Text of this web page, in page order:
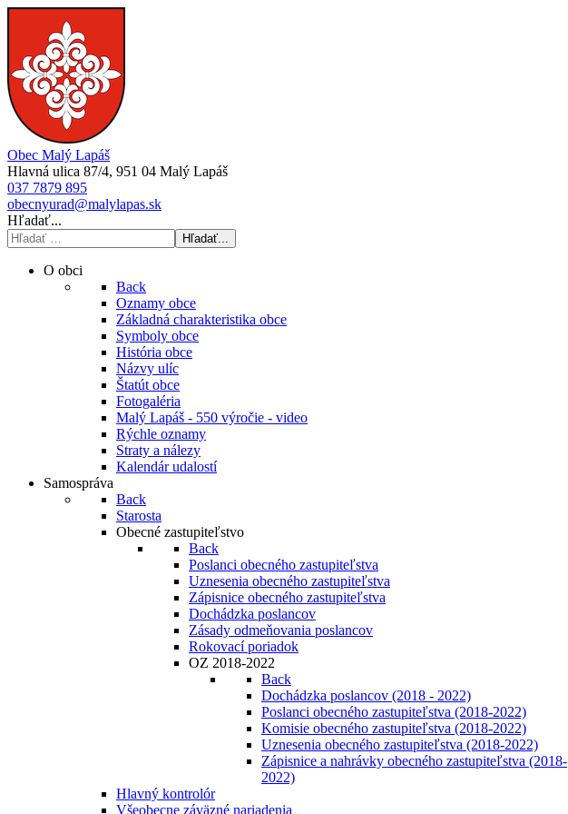
Obec Malý Lapáš
Hlavná ulica 87/4, 951 04 Malý Lapáš
037 7879 895
obecnyurad@malylapas.sk
Hľadať...
Hľadať...
O obci
Back
Oznamy obce
Základná charakteristika obce
Symboly obce
História obce
Názvy ulíc
Štatút obce
Fotogaléria
Malý Lapáš - 550 výročie - video
Rýchle oznamy
Straty a nálezy
Kalendár udalostí
Samospráva
Back
Starosta
Obecné zastupiteľstvo
Back
Poslanci obecného zastupiteľstva
Uznesenia obecného zastupiteľstva
Zápisnice obecného zastupiteľstva
Dochádzka poslancov
Zásady odmeňovania poslancov
Rokovací poriadok
OZ 2018-2022
Back
Dochádzka poslancov (2018 - 2022)
Poslanci obecného zastupiteľstva (2018-2022)
Komisie obecného zastupiteľstva (2018-2022)
Uznesenia obecného zastupiteľstva (2018-2022)
Zápisnice a nahrávky obecného zastupiteľstva (2018-
2022)
Hlavný kontrolór
Všeobecne záväzné nariadenia